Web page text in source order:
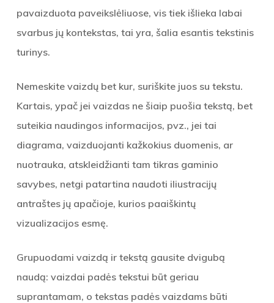
pavaizduota paveikslėliuose, vis tiek išlieka labai
svarbus jų kontekstas, tai yra, šalia esantis tekstinis
turinys.
Nemeskite vaizdų bet kur, suriškite juos su tekstu.
Kartais, ypač jei vaizdas ne šiaip puošia tekstą, bet
suteikia naudingos informacijos, pvz., jei tai
diagrama, vaizduojanti kažkokius duomenis, ar
nuotrauka, atskleidžianti tam tikras gaminio
savybes, netgi patartina naudoti iliustracijų
antraštes jų apačioje, kurios paaiškintų
vizualizacijos esmę.
Grupuodami vaizdą ir tekstą gausite dvigubą
naudą: vaizdai padės tekstui būt geriau
suprantamam, o tekstas padės vaizdams būti